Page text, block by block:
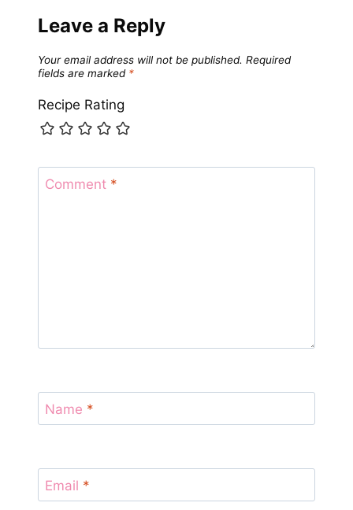
Leave a Reply
Your email address will not be published. Required
fields are marked *
Recipe Rating
Comment *
Name *
Email *